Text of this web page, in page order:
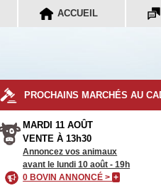
ACCUEIL
PROCHAINS MARCHÉS AU
MARDI 11 AOÛT
VENTE À 13h30
Annoncez vos animaux
avant le lundi 10 août - 19h
0 BOVIN ANNONCÉ >+